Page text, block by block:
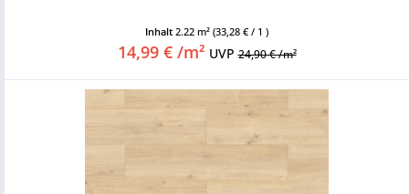
Inhalt 2.22 m² (33,28 € / 1 )
14,99 € /m² UVP24,90 € /m²